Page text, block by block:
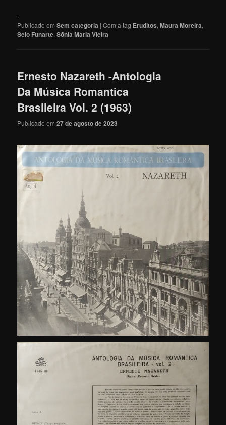
.
Publicado em Sem categoria |Com a tag Eruditos,Maura Moreira,
Selo Funarte,Sõnia Maria Vieira
Ernesto Nazareth -Antologia
Da Música Romantica
Brasileira Vol. 2 (1963)
Publicado em27 de agosto de 2023